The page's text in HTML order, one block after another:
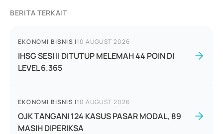
BERITA TERKAIT
EKONOMI BISNIS |10 AUGUST 2026
IHSG SESI II DITUTUP MELEMAH 44 POIN DI
LEVEL 6.365
EKONOMI BISNIS |10 AUGUST 2026
OJK TANGANI 124 KASUS PASAR MODAL, 89
MASIH DIPERIKSA